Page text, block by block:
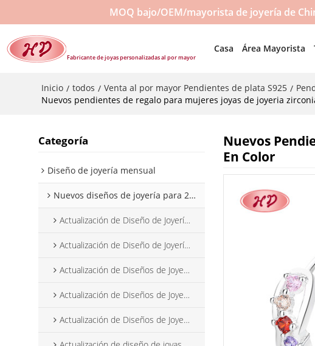
MOQ bajo/OEM/mayorista de joyería de
Fabricante de joyas personalizadas al por mayor
Casa Área Mayorista
Inicio / todos / Venta al por mayor Pendientes de plata S925 /
Nuevos pendientes de regalo para mujeres joyas de joyeria
Categoría
Diseño de joyería mensual
Nuevos diseños de joyería para 2025
Actualización de Diseño de Joyería Enero 2025
Actualización de Diseño de Joyería, febrero de 2025
Actualización de Diseños de Joyería Marzo 2025
Actualización de Diseños de Joyería Abril 2025
Actualización de Diseños de Joyería Mayo 2025
Nuevos
En Color